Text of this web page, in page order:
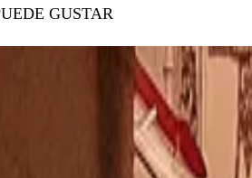
GUSTAR